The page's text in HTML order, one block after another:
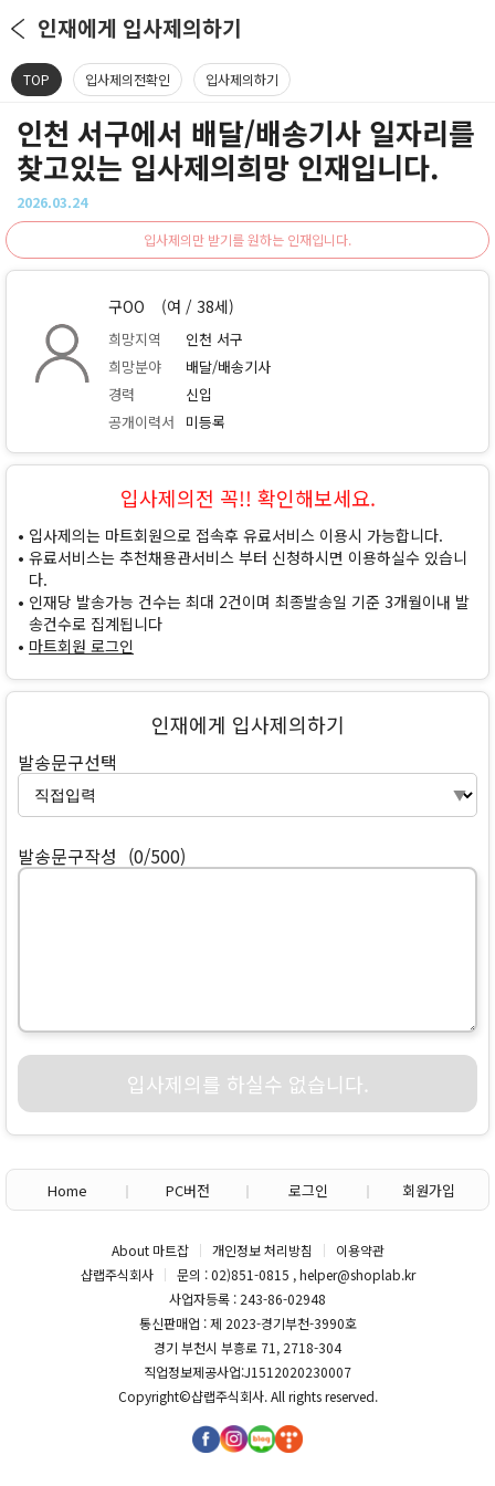
인재에게 입사제의하기
TOP 입사제의전확인 입사제의하기
인천 서구에서 배달/배송기사 일자리를
찾고있는 입사제의희망 인재입니다.
2026.03.24
입사제의만 받기를 원하는 인재입니다.
구OO (여 / 38세)
희망지역
인천 서구
희망분야
배달/배송기사
경력
신입
공개이력서
미등록
입사제의전 꼭!! 확인해보세요.
입사제의는 마트회원으로 접속후 유료서비스 이용시 가능합니다.
유료서비스는 추천채용관서비스 부터 신청하시면 이용하실수 있습니
다.
인재당 발송가능 건수는 최대 2건이며 최종발송일 기준 3개월이내 발
송건수로 집계됩니다
마트회원 로그인
인재에게 입사제의하기
발송문구선택
발송문구작성 (0/500)
입사제의를 하실수 없습니다.
Home PC버전 로그인 회원가입
About 마트잡 개인정보 처리방침
이용약관
샵랩주식회사
문의 : 02)851-0815 , helper@shoplab.kr
사업자등록 : 243-86-02948
통신판매업 : 제 2023-경기부천-3990호
경기 부천시 부흥로 71, 2718-304
직업정보제공사업:J1512020230007
Copyright©샵랩주식회사. All rights reserved.